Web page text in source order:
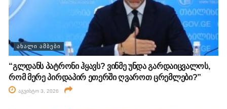
ᲐᲮᲐᲚᲘ ᲐᲛᲑᲔᲑᲘ
“გლდანს პატრონი ჰყავს? ვინმე უნდა გარდაიცვალოს,
რომ მერე პირდაპირ ეთერში ღვაროთ ცრემლები?”
აგვისტო 3, 2026